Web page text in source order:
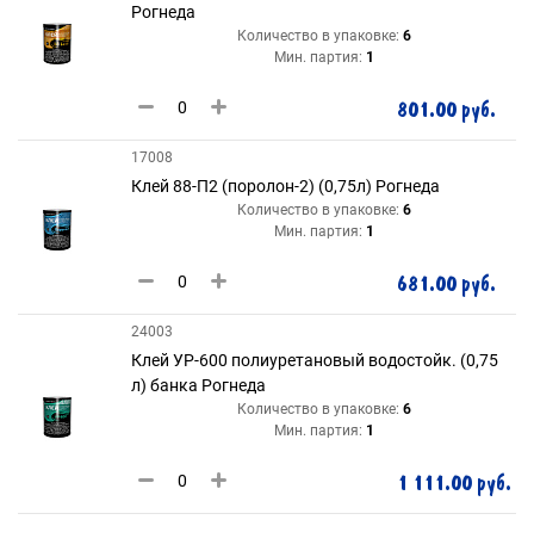
Рогнеда
Количество в упаковке: 6
Мин. партия: 1
801.00 руб.
17008
Клей 88-П2 (поролон-2) (0,75л) Рогнеда
Количество в упаковке: 6
Мин. партия: 1
681.00 руб.
24003
Клей УР-600 полиуретановый водостойк. (0,75
л) банка Рогнеда
Количество в упаковке: 6
Мин. партия: 1
1 111.00 руб.